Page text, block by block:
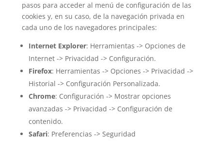
pasos para acceder al menú de configuración de las
cookies y, en su caso, de la navegación privada en
cada uno de los navegadores principales:
Internet Explorer: Herramientas -> Opciones de
Internet -> Privacidad -> Configuración.
Firefox: Herramientas -> Opciones -> Privacidad ->
Historial -> Configuración Personalizada.
Chrome: Configuración -> Mostrar opciones
avanzadas -> Privacidad -> Configuración de
contenido.
Safari: Preferencias -> Seguridad